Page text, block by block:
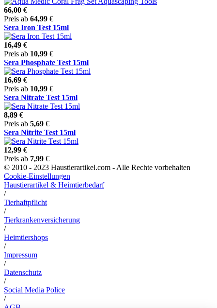
66,00 €
Preis ab 64,99 €
Sera Iron Test 15ml
16,49 €
Preis ab 10,99 €
Sera Phosphate Test 15ml
16,69 €
Preis ab 10,99 €
Sera Nitrate Test 15ml
8,89 €
Preis ab 5,69 €
Sera Nitrite Test 15ml
12,99 €
Preis ab 7,99 €
© 2010 - 2023 Haustierartikel.com - Alle Rechte vorbehalten
Cookie-Einstellungen
Haustierartikel & Heimtierbedarf
/
Tierhaftpflicht
/
Tierkrankenversicherung
/
Heimtiershops
/
Impressum
/
Datenschutz
/
Social Media Police
/